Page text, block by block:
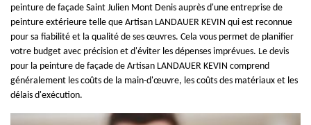
peinture de façade Saint Julien Mont Denis auprès d'une entreprise de
peinture extérieure telle que Artisan LANDAUER KEVIN qui est reconnue
pour sa fiabilité et la qualité de ses œuvres. Cela vous permet de planifier
votre budget avec précision et d'éviter les dépenses imprévues. Le devis
pour la peinture de façade de Artisan LANDAUER KEVIN comprend
généralement les coûts de la main-d'œuvre, les coûts des matériaux et les
délais d'exécution.